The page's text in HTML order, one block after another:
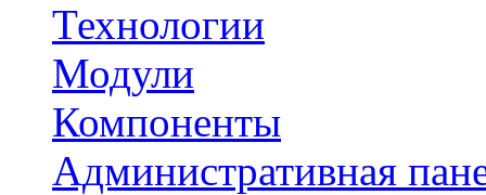
Технологии
Модули
Компоненты
Административная